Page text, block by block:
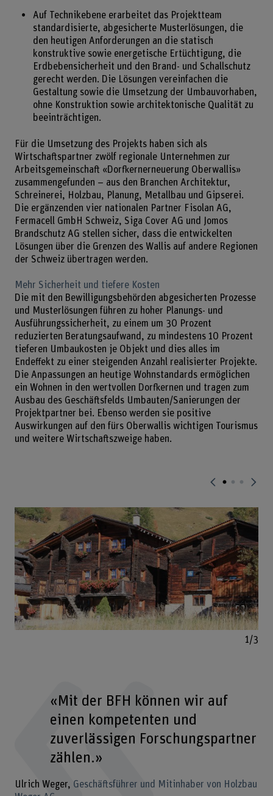
Auf Technikebene erarbeitet das Projektteam
standardisierte, abgesicherte Musterlösungen, die
den heutigen Anforderungen an die statisch
konstruktive sowie energetische Ertüchtigung, die
Erdbebensicherheit und den Brand- und Schallschutz
gerecht werden. Die Lösungen vereinfachen die
Gestaltung sowie die Umsetzung der Umbauvorhaben,
ohne Konstruktion sowie architektonische Qualität zu
beeinträchtigen.
Für die Umsetzung des Projekts haben sich als
Wirtschaftspartner zwölf regionale Unternehmen zur
Arbeitsgemeinschaft «Dorfkernerneuerung Oberwallis»
zusammengefunden – aus den Branchen Architektur,
Schreinerei, Holzbau, Planung, Metallbau und Gipserei.
Die ergänzenden vier nationalen Partner Fisolan AG,
Fermacell GmbH Schweiz, Siga Cover AG und Jomos
Brandschutz AG stellen sicher, dass die entwickelten
Lösungen über die Grenzen des Wallis auf andere Regionen
der Schweiz übertragen werden.
Mehr Sicherheit und tiefere Kosten
Die mit den Bewilligungsbehörden abgesicherten Prozesse
und Musterlösungen führen zu hoher Planungs- und
Ausführungssicherheit, zu einem um 30 Prozent
reduzierten Beratungsaufwand, zu mindestens 10 Prozent
tieferen Umbaukosten je Objekt und dies alles im
Endeffekt zu einer steigenden Anzahl realisierter Projekte.
Die Anpassungen an heutige Wohnstandards ermöglichen
ein Wohnen in den wertvollen Dorfkernen und tragen zum
Ausbau des Geschäftsfelds Umbauten/Sanierungen der
Projektpartner bei. Ebenso werden sie positive
Auswirkungen auf den fürs Oberwallis wichtigen Tourismus
und weitere Wirtschaftszweige haben.
Bild
1/3
«Mit der BFH können wir auf
einen kompetenten und
zuverlässigen Forschungspartner
zählen.»
Ulrich Weger
Geschäftsführer und Mitinhaber von Holzbau